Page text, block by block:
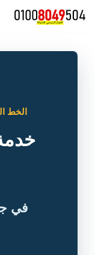
الخط
في